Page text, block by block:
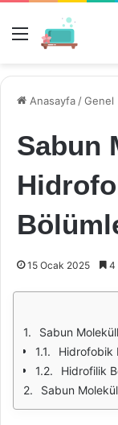
Menü
Anasayfa /Genel
Sabun
15 Ocak 2025 4
Sabun
Hidrofobik
Hidrofilik
Sabun